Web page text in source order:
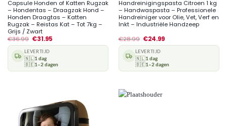
Capsule Honden of Katten Rugzak
– Hondentas – Draagzak Hond –
Honden Draagtas – Katten
Rugzak – Reistas Kat – Tot 7kg –
Grijs / Zwart
€36.99 €31.95
LEVERTIJD
🇳🇱1 dag
🇧🇪1–2 dagen
Handreinigingspasta Citroen 1 kg
– Handwaspasta – Professionele
Handreiniger voor Olie, Vet, Verf en
Inkt – Industriële Handzeep
€28.99 €24.99
LEVERTIJD
🇳🇱1 dag
🇧🇪1–2 dagen